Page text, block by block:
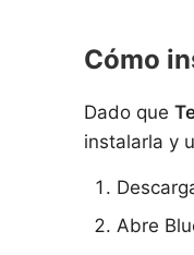
Cómo
Dado que
instalarla y
Abre